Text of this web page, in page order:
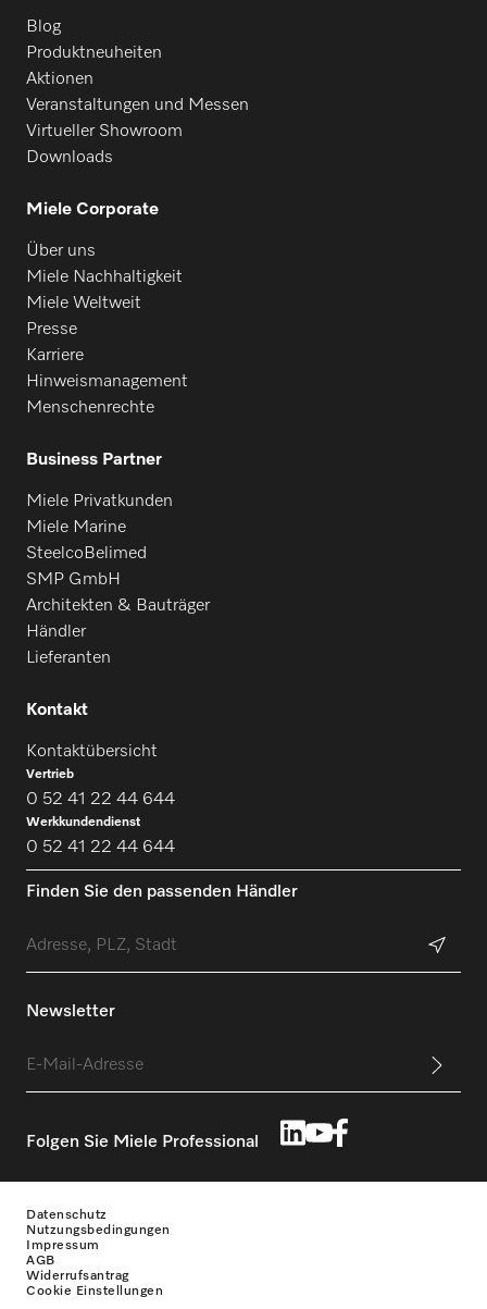
Blog
Produktneuheiten
Aktionen
Veranstaltungen und Messen
Virtueller Showroom
Downloads
Miele Corporate
Über uns
Miele Nachhaltigkeit
Miele Weltweit
Presse
Karriere
Hinweismanagement
Menschenrechte
Business Partner
Miele Privatkunden
Miele Marine
SteelcoBelimed
SMP GmbH
Architekten & Bauträger
Händler
Lieferanten
Kontakt
Kontaktübersicht
Vertrieb
0 52 41 22 44 644
Werkkundendienst
0 52 41 22 44 644
Finden Sie den passenden Händler
Newsletter
Folgen Sie Miele Professional
Datenschutz
Nutzungsbedingungen
Impressum
AGB
Widerrufsantrag
Cookie Einstellungen